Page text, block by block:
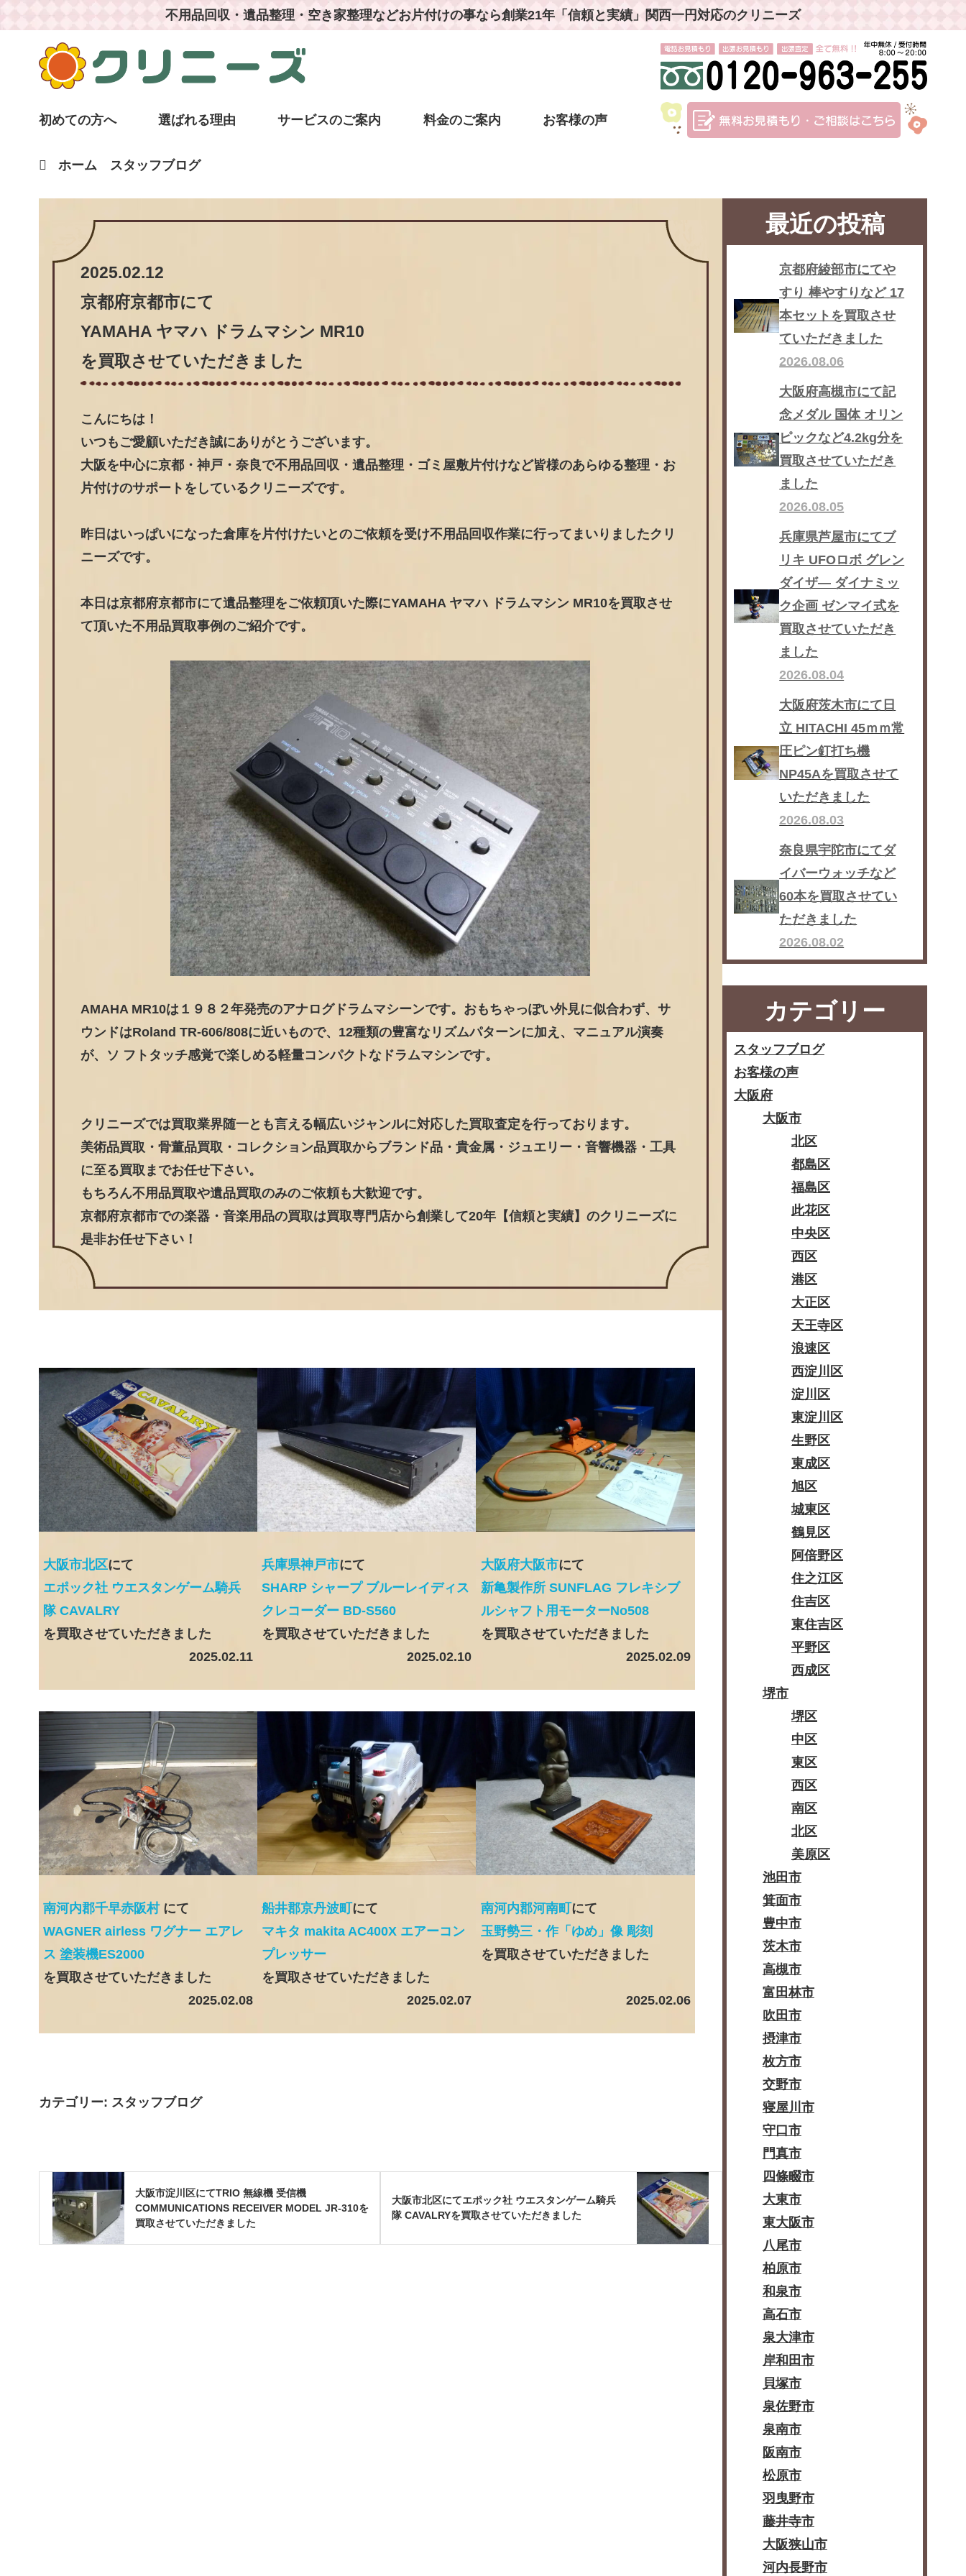
不用品回収・遺品整理・空き家整理などお片付けの事なら創業21年「信頼と実績」関西一円対応のクリニーズ
初めての方へ 選ばれる理由 サービスのご案内 料金のご案内 お客様の声
ホーム スタッフブログ
2025.02.12
京都府京都市にて
YAMAHA ヤマハ ドラムマシン MR10
を買取させていただきました
こんにちは！
いつもご愛顧いただき誠にありがとうございます。
大阪を中心に京都・神戸・奈良で不用品回収・遺品整理・ゴミ屋敷片付けなど皆様のあらゆる整理・お
片付けのサポートをしているクリニーズです。
昨日はいっぱいになった倉庫を片付けたいとのご依頼を受け不用品回収作業に行ってまいりましたクリ
ニーズです。
本日は京都府京都市にて遺品整理をご依頼頂いた際にYAMAHA ヤマハ ドラムマシン MR10を買取させ
て頂いた不用品買取事例のご紹介です。
AMAHA MR10は１９８２年発売のアナログドラムマシーンです。おもちゃっぽい外見に似合わず、サ
ウンドはRoland TR-606/808に近いもので、12種類の豊富なリズムパターンに加え、マニュアル演奏
が、ソ フトタッチ感覚で楽しめる軽量コンパクトなドラムマシンです。
クリニーズでは買取業界随一とも言える幅広いジャンルに対応した買取査定を行っております。
美術品買取・骨董品買取・コレクション品買取からブランド品・貴金属・ジュエリー・音響機器・工具
に至る買取までお任せ下さい。
もちろん不用品買取や遺品買取のみのご依頼も大歓迎です。
京都府京都市での楽器・音楽用品の買取は買取専門店から創業して20年【信頼と実績】のクリニーズに
是非お任せ下さい！
大阪市北区にて
エポック社 ウエスタンゲーム騎兵
隊 CAVALRY
を買取させていただきました
2025.02.11
兵庫県神戸市にて
SHARP シャープ ブルーレイディス
クレコーダー BD-S560
を買取させていただきました
2025.02.10
大阪府大阪市にて
新亀製作所 SUNFLAG フレキシブ
ルシャフト用モーターNo508
を買取させていただきました
2025.02.09
南河内郡千早赤阪村 にて
WAGNER airless ワグナー エアレ
ス 塗装機ES2000
を買取させていただきました
2025.02.08
船井郡京丹波町 にて
マキタ makita AC400X エアーコン
プレッサー
を買取させていただきました
2025.02.07
南河内郡河南町 にて
玉野勢三・作「ゆめ」像 彫刻
を買取させていただきました
2025.02.06
カテゴリー: スタッフブログ
大阪市淀川区にてTRIO 無線機 受信機
COMMUNICATIONS RECEIVER MODEL JR-310を
買取させていただきました
大阪市北区にてエポック社 ウエスタンゲーム騎兵
隊 CAVALRYを買取させていただきました
最近の投稿
京都府綾部市にてや
すり 棒やすりなど 17
本セットを買取させ
ていただきました
2026.08.06
大阪府高槻市にて記
念メダル 国体 オリン
ピックなど4.2kg分を
買取させていただき
ました
2026.08.05
兵庫県芦屋市にてブ
リキ UFOロボ グレン
ダイザ― ダイナミッ
ク企画 ゼンマイ式を
買取させていただき
ました
2026.08.04
大阪府茨木市にて日
立 HITACHI 45ｍｍ常
圧ピン釘打ち機
NP45Aを買取させて
いただきました
2026.08.03
奈良県宇陀市にてダ
イバーウォッチなど
60本を買取させてい
ただきました
2026.08.02
カテゴリー
スタッフブログ
お客様の声
大阪府
大阪市
北区
都島区
福島区
此花区
中央区
西区
港区
大正区
天王寺区
浪速区
西淀川区
淀川区
東淀川区
生野区
東成区
旭区
城東区
鶴見区
阿倍野区
住之江区
住吉区
東住吉区
平野区
西成区
堺市
堺区
中区
東区
西区
南区
北区
美原区
池田市
箕面市
豊中市
茨木市
高槻市
富田林市
吹田市
摂津市
枚方市
交野市
寝屋川市
守口市
門真市
四條畷市
大東市
東大阪市
八尾市
柏原市
和泉市
高石市
泉大津市
岸和田市
貝塚市
泉佐野市
泉南市
阪南市
松原市
羽曳野市
藤井寺市
大阪狭山市
河内長野市